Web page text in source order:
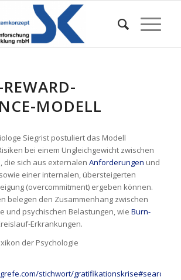
MODELL
Siegrist postuliert das Modell
bei einem Ungleichgewicht zwischen
die sich aus externalen Anforderungen und
einer internalen, übersteigerten
(overcommitment) ergeben können.
belegen den Zusammenhang zwischen
und psychischen Belastungen, wie Burn-
Erkrankungen.
der Psychologie
stichwort/